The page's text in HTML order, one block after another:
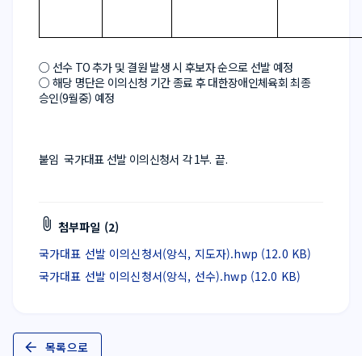
○ 선수 TO 추가 및 결원 발생 시 후보자 순으로 선발 예정
○ 해당 명단은 이의신청 기간 종료 후 대한장애인체육회 최종
승인(9월중) 예정
붙임  국가대표 선발 이의신청서 각 1부. 끝.
첨부파일 (2)
국가대표 선발 이의신청서(앙식, 지도자).hwp (12.0 KB)
국가대표 선발 이의신청서(앙식, 선수).hwp (12.0 KB)
목록으로